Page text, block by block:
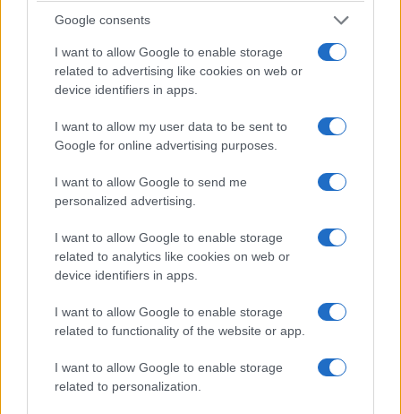
Google consents
I want to allow Google to enable storage
related to advertising like cookies on web or
device identifiers in apps.
I want to allow my user data to be sent to
Google for online advertising purposes.
I want to allow Google to send me
personalized advertising.
I want to allow Google to enable storage
related to analytics like cookies on web or
device identifiers in apps.
I want to allow Google to enable storage
related to functionality of the website or app.
I want to allow Google to enable storage
related to personalization.
τέσσερις ημέρες (V2H) — ιδανική λύση σε περιπτώσεις
διακοπής ρεύματος ή ως συμπλήρωμα φωτοβολταϊκού
συστήματος. Επιπλέον, το όχημα μπορεί να λειτουργήσει
ως κινητή πηγή ενέργειας για ηλεκτρικές συσκευές μέσω
V2L (Vehicle-to-Load), τροφοδοτώντας εργαλεία ή
οικιακές συσκευές με ευελιξία.
Μείωση αποτυπώματος άνθρακα: η ηλιακή ενέργεια
μπορεί να αξιοποιείται στοχευμένα: η πλεονάζουσα
μπαταρία υψηλής τάσης για μελλοντική χρήση στο σπίτι
(V2H). Έτσι, μειώνονται οι εκπομπές CO₂ και ενισχύεται η
Εξοικονόμηση κόστους ενέργειας: σε συνδυασμό με